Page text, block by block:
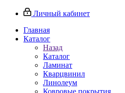
Личный кабинет
Главная
Каталог
Назад
Каталог
Ламинат
Кварцвинил
Линолеум
Ковровые покрытия